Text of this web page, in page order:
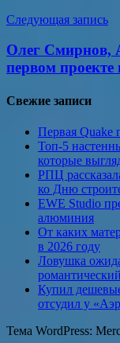
Следующая запись
Олег Смирнов,
первом
Свежие записи
Первая Quake
Топ-5
которые
РПЦ
ко Дню
EWE Studio
алюминия
От каких
в 2026 году
Ловушка
Купил
отсудил у
Тема WordPress: